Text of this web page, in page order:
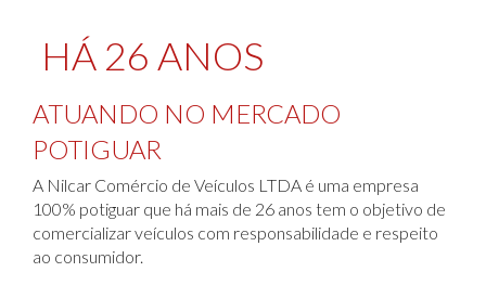
HÁ 26 ANOS
ATUANDO NO MERCADO
POTIGUAR
A Nilcar Comércio de Veículos LTDA é uma empresa
100% potiguar que há mais de 26 anos tem o objetivo de
comercializar veículos com responsabilidade e respeito
ao consumidor.